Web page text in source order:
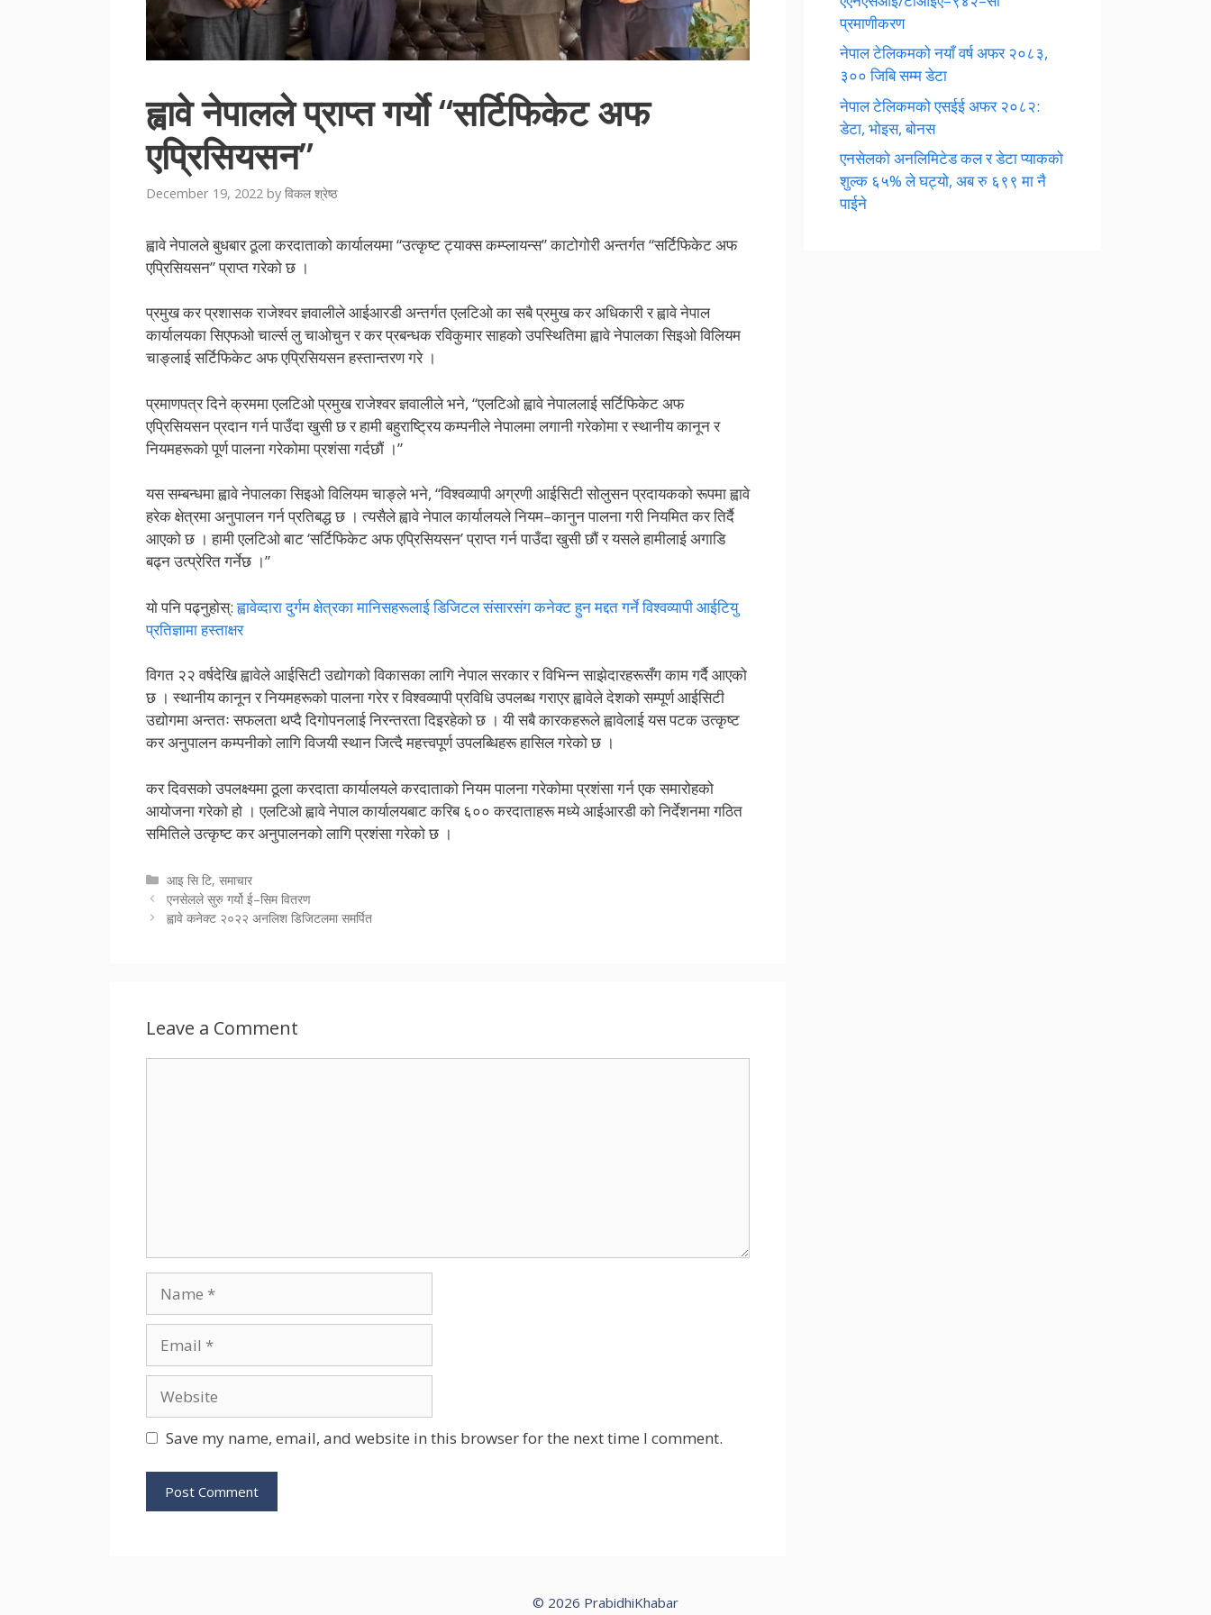
ह्वावे नेपालले प्राप्त गर्याे “सर्टिफिकेट अफ
एप्रिसियसन”
December 19, 2022 by विकल श्रेष्ठ
ह्वावे नेपालले बुधबार ठूला करदाताको कार्यालयमा “उत्कृष्ट ट्याक्स कम्प्लायन्स” काटोगोरी अन्तर्गत “सर्टिफिकेट अफ
एप्रिसियसन” प्राप्त गरेको छ ।
प्रमुख कर प्रशासक राजेश्वर ज्ञवालीले आईआरडी अन्तर्गत एलटिओ का सबै प्रमुख कर अधिकारी र ह्वावे नेपाल
कार्यालयका सिएफओ चार्ल्स लु चाओचुन र कर प्रबन्धक रविकुमार साहको उपस्थितिमा ह्वावे नेपालका सिइओ विलियम
चाङ्लाई सर्टिफिकेट अफ एप्रिसियसन हस्तान्तरण गरे ।
प्रमाणपत्र दिने क्रममा एलटिओ प्रमुख राजेश्वर ज्ञवालीले भने, “एलटिओ ह्वावे नेपाललाई सर्टिफिकेट अफ
एप्रिसियसन प्रदान गर्न पाउँदा खुसी छ र हामी बहुराष्ट्रिय कम्पनीले नेपालमा लगानी गरेकोमा र स्थानीय कानून र
नियमहरूको पूर्ण पालना गरेकोमा प्रशंसा गर्दछौं ।”
यस सम्बन्धमा ह्वावे नेपालका सिइओ विलियम चाङ्ले भने, “विश्वव्यापी अग्रणी आईसिटी सोलुसन प्रदायकको रूपमा ह्वावे
हरेक क्षेत्रमा अनुपालन गर्न प्रतिबद्ध छ । त्यसैले ह्वावे नेपाल कार्यालयले नियम–कानुन पालना गरी नियमित कर तिर्दै
आएको छ । हामी एलटिओ बाट ‘सर्टिफिकेट अफ एप्रिसियसन’ प्राप्त गर्न पाउँदा खुसी छौं र यसले हामीलाई अगाडि
बढ्न उत्प्रेरित गर्नेछ ।”
याे पनि पढ्नुहाेस्:ह्वावेव्दारा दुर्गम क्षेत्रका मानिसहरूलाई डिजिटल संसारसंग कनेक्ट हुन मद्दत गर्ने विश्वव्यापी आईटियु
प्रतिज्ञामा हस्ताक्षर
विगत २२ वर्षदेखि ह्वावेले आईसिटी उद्योगको विकासका लागि नेपाल सरकार र विभिन्न साझेदारहरूसँग काम गर्दै आएको
छ । स्थानीय कानून र नियमहरूको पालना गरेर र विश्वव्यापी प्रविधि उपलब्ध गराएर ह्वावेले देशको सम्पूर्ण आईसिटी
उद्योगमा अन्ततः सफलता थप्दै दिगोपनलाई निरन्तरता दिइरहेको छ । यी सबै कारकहरूले ह्वावेलाई यस पटक उत्कृष्ट
कर अनुपालन कम्पनीको लागि विजयी स्थान जित्दै महत्त्वपूर्ण उपलब्धिहरू हासिल गरेको छ ।
कर दिवसको उपलक्ष्यमा ठूला करदाता कार्यालयले करदाताको नियम पालना गरेकोमा प्रशंसा गर्न एक समारोहको
आयोजना गरेको हो । एलटिओ ह्वावे नेपाल कार्यालयबाट करिब ६०० करदाताहरू मध्ये आईआरडी को निर्देशनमा गठित
समितिले उत्कृष्ट कर अनुपालनको लागि प्रशंसा गरेको छ ।
Categories
आइ सि टि,समाचार
एनसेलले सुरु गर्यो ई–सिम वितरण
ह्वावे कनेक्ट २०२२ अनलिश डिजिटलमा समर्पित
Leave a Comment
Save my name, email, and website in this browser for the next time I comment.
प्रमाणीकरण
नेपाल टेलिकमको नयाँ वर्ष अफर २०८३,
३०० जिबि सम्म डेटा
नेपाल टेलिकमको एसईई अफर २०८२:
डेटा, भोइस, बोनस
एनसेलको अनलिमिटेड कल र डेटा प्याकको
शुल्क ६५% ले घट्यो, अब रु ६९९ मा नै
पाईने
© 2026 PrabidhiKhabar